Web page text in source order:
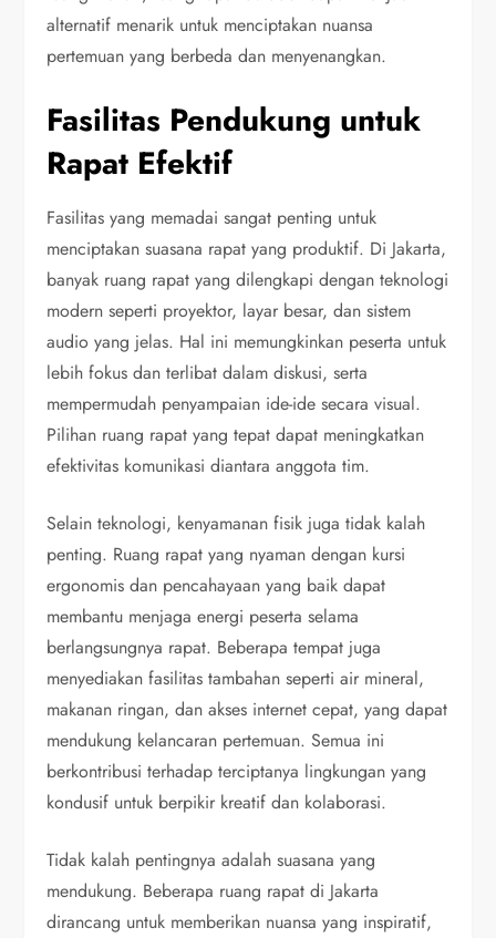
alternatif menarik untuk menciptakan nuansa
pertemuan yang berbeda dan menyenangkan.
Fasilitas Pendukung untuk
Rapat Efektif
Fasilitas yang memadai sangat penting untuk
menciptakan suasana rapat yang produktif. Di Jakarta,
banyak ruang rapat yang dilengkapi dengan teknologi
modern seperti proyektor, layar besar, dan sistem
audio yang jelas. Hal ini memungkinkan peserta untuk
lebih fokus dan terlibat dalam diskusi, serta
mempermudah penyampaian ide-ide secara visual.
Pilihan ruang rapat yang tepat dapat meningkatkan
efektivitas komunikasi diantara anggota tim.
Selain teknologi, kenyamanan fisik juga tidak kalah
penting. Ruang rapat yang nyaman dengan kursi
ergonomis dan pencahayaan yang baik dapat
membantu menjaga energi peserta selama
berlangsungnya rapat. Beberapa tempat juga
menyediakan fasilitas tambahan seperti air mineral,
makanan ringan, dan akses internet cepat, yang dapat
mendukung kelancaran pertemuan. Semua ini
berkontribusi terhadap terciptanya lingkungan yang
kondusif untuk berpikir kreatif dan kolaborasi.
Tidak kalah pentingnya adalah suasana yang
mendukung. Beberapa ruang rapat di Jakarta
dirancang untuk memberikan nuansa yang inspiratif,